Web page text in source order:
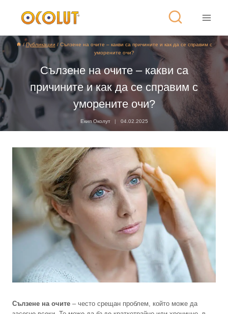
/ Публикации / Сълзене на очите – какви са причините и как да се справим с
уморените очи?
Сълзене на очите – какви са
причините и как да се справим с
уморените очи?
Екип Околут 04.02.2025
Сълзене на очите – често срещан проблем, който може да